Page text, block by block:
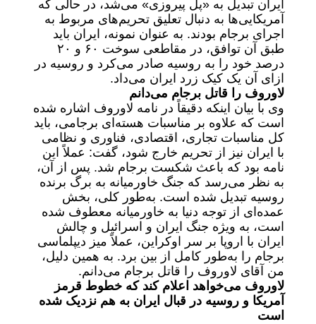
ایران تبدیل به «پل پیروزی» می‌شد، در حالی که
آمریکایی‌ها به دنبال تعلیق تحریم‌های مربوط به
اجرای برجام بودند. به عنوان نمونه، ایران باید
طبق آن توافق، در مقاطعی سوخت ۶۰ و ۲۰
درصد خود را به روسیه صادر می‌کرد و روسیه در
ازای آن یک کیک زرد ایران می‌داد.
لاوروف را قاتل برجام می‌دانم
وی با بیان اینکه دقیقاً در نامه لاوروف اشاره شده
است که علاوه بر مناسبات هسته‌ای برجامی، باید
کل مناسبات تجاری، اقتصادی، فناوری و نظامی
با ایران نیز از تحریم خارج شود، گفت: عملاً این
نامه بود که باعث شکست برجام شد. پس از آن،
به نظر می‌رسد که جنگ خاورمیانه به برگ برنده
روسیه تبدیل شده است. به‌طور کلی، بخش
عمده‌ای از توجه دنیا به خاورمیانه معطوف شده
است، به ویژه جنگ ایران و اسرائیل و چالش
ایران با اروپا بر سر اوکراین، عملاً میز دیپلماسی
برجام را به‌طور کامل از بین برد. به همین دلیل،
من آقای لاوروف را قاتل برجام می‌دانم.
لاوروف می‌خواهد اعلام کند که خطوط قرمز
آمریکا و روسیه در قبال ایران به هم نزدیک شده
است